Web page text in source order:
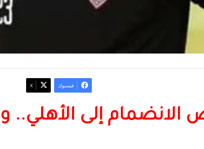
فيسبوك ‫X
الانضمام إلى